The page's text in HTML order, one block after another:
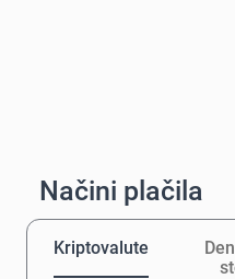
Načini plačila
Kriptovalute